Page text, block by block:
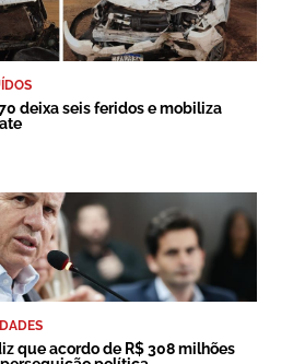
deixa seis feridos e mobiliza
que acordo de R$ 308 milhões